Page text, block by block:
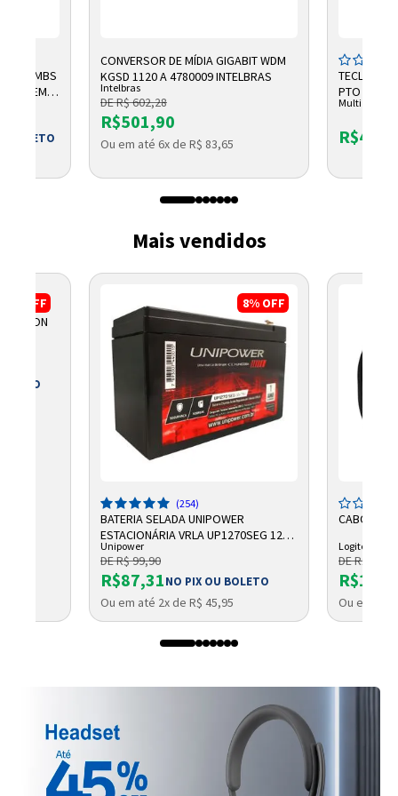
560MBS
OEM
BOLETO
CONVERSOR DE MÍDIA GIGABIT WDM
KGSD 1120 A 4780009 INTELBRAS
Intelbras
DE R$ 602,28
R$501,90
Ou em até 6x de R$ 83,65
TECLADO
PTO TC609
Multi
Mais vendidos
OFF
8% OFF
(254)
BATERIA SELADA UNIPOWER
ESTACIONÁRIA VRLA UP1270SEG 12V
7AH F187
Unipower
DE R$ 99,90
R$87,31NO PIX OU BOLETO
Ou em até 2x de R$ 45,95
CABO
Logitech
DE R$
Ou em até